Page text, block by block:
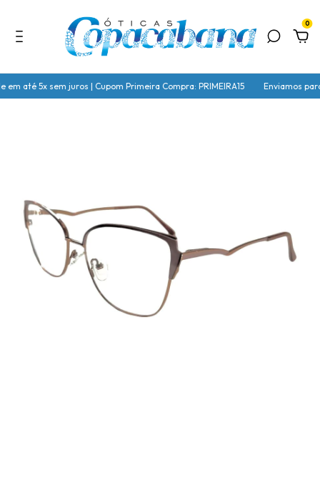
0
5x sem juros | Cupom Primeira Compra: PRIMEIRA15 Enviamos para todo